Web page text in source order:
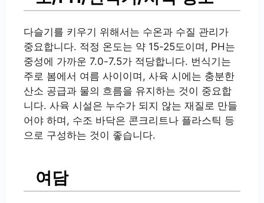
다슬기를 키우기 위해서는 수온과 수질 관리가
중요합니다. 적정 온도는 약 15-25도이며, PH는
중성에 가까운 7.0-7.5가 적당합니다. 번식기는
주로 봄에서 여름 사이이며, 사육 시에는 충분한
산소 공급과 물의 흐름을 유지하는 것이 중요합
니다. 사육 시설은 누수가 되지 않는 재질로 만들
어야 하며, 수조 바닥은 콘크리트나 플라스틱 등
으로 구성하는 것이 좋습니다.
여담